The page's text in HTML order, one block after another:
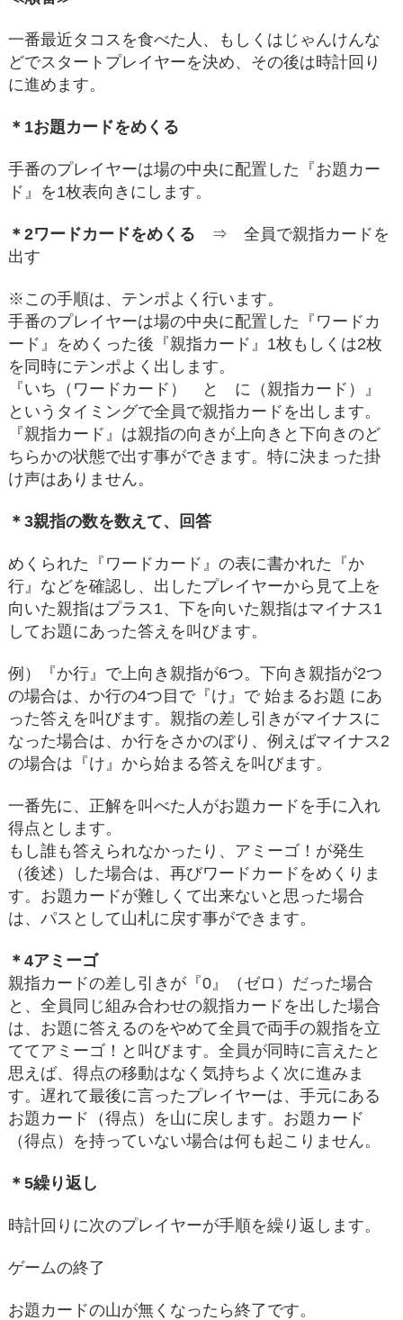
一番最近タコスを食べた人、もしくはじゃんけんな
どでスタートプレイヤーを決め、その後は時計回り
に進めます。
＊1お題カードをめくる
手番のプレイヤーは場の中央に配置した『お題カー
ド』を1枚表向きにします。
＊2ワードカードをめくる ⇒ 全員で親指カードを
出す
※この手順は、テンポよく行います。
手番のプレイヤーは場の中央に配置した『ワードカ
ード』をめくった後『親指カード』1枚もしくは2枚
を同時にテンポよく出します。
『いち（ワードカード） と に（親指カード）』
というタイミングで全員で親指カードを出します。
『親指カード』は親指の向きが上向きと下向きのど
ちらかの状態で出す事ができます。特に決まった掛
け声はありません。
＊3親指の数を数えて、回答
めくられた『ワードカード』の表に書かれた『か
行』などを確認し、出したプレイヤーから見て上を
向いた親指はプラス1、下を向いた親指はマイナス1
してお題にあった答えを叫びます。
例）『か行』で上向き親指が6つ。下向き親指が2つ
の場合は、か行の4つ目で『け』で 始まるお題 にあ
った答えを叫びます。親指の差し引きがマイナスに
なった場合は、か行をさかのぼり、例えばマイナス2
の場合は『け』から始まる答えを叫びます。
一番先に、正解を叫べた人がお題カードを手に入れ
得点とします。
もし誰も答えられなかったり、アミーゴ！が発生
（後述）した場合は、再びワードカードをめくりま
す。お題カードが難しくて出来ないと思った場合
は、パスとして山札に戻す事ができます。
＊4アミーゴ
親指カードの差し引きが『0』（ゼロ）だった場合
と、全員同じ組み合わせの親指カードを出した場合
は、お題に答えるのをやめて全員で両手の親指を立
ててアミーゴ！と叫びます。全員が同時に言えたと
思えば、得点の移動はなく気持ちよく次に進みま
す。遅れて最後に言ったプレイヤーは、手元にある
お題カード（得点）を山に戻します。お題カード
（得点）を持っていない場合は何も起こりません。
＊5繰り返し
時計回りに次のプレイヤーが手順を繰り返します。
ゲームの終了
お題カードの山が無くなったら終了です。